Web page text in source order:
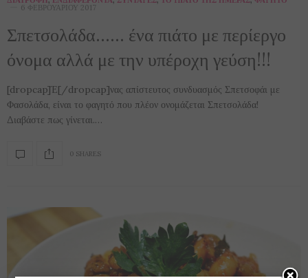
6 ΦΕΒΡΟΥΑΡΊΟΥ 2017
Σπετσολάδα…… ένα πιάτο με περίεργο
όνομα αλλά με την υπέροχη γεύση!!!
[dropcap]Έ[/dropcap]νας απίστευτος συνδυασμός Σπετσοφάι με
Φασολάδα, είναι το φαγητό που πλέον ονομάζεται Σπετσολάδα!
Διαβάστε πως γίνεται.…
0 SHARES